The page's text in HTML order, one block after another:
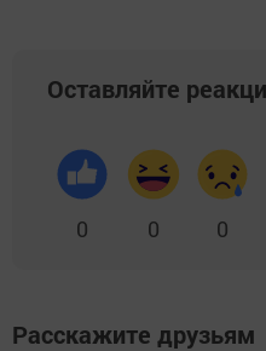
Оставляйте
0 0 0
Расскажите друзьям